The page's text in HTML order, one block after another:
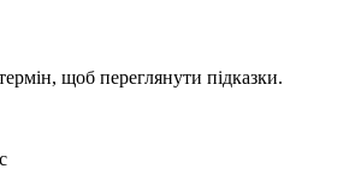
щоб переглянути підказки.